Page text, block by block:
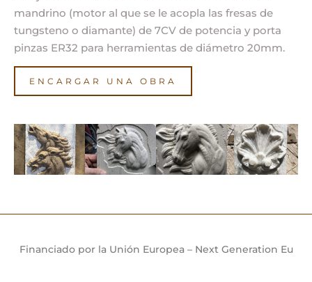
mandrino (motor al que se le acopla las fresas de
tungsteno o diamante) de 7CV de potencia y porta
pinzas ER32 para herramientas de diámetro 20mm.
ENCARGAR UNA OBRA
Financiado por la Unión Europea – Next Generation Eu